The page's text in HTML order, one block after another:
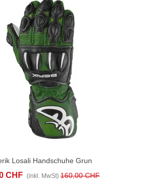
Losali Handschuhe Grun
CHF (inkl. MwSt) 160,00 CHF